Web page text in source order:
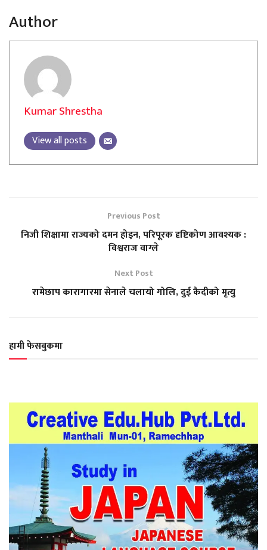
Author
Kumar Shrestha
View all posts
Previous Post
निजी शिक्षामा राज्यको दमन होइन, परिपूरक दृष्टिकोण आवश्यक :
विश्वराज वाग्ले
Next Post
रामेछाप कारागारमा सेनाले चलायो गोलि, दुई कैदीको मृत्यु
हामी फेसबुकमा